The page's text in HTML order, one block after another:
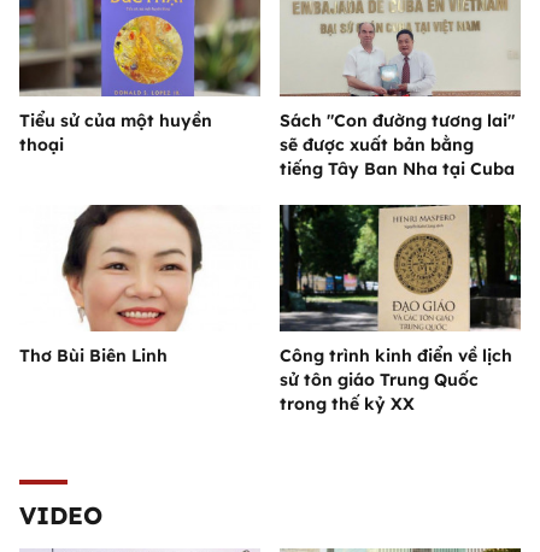
Tiểu sử của một huyền
thoại
Sách "Con đường tương lai"
sẽ được xuất bản bằng
tiếng Tây Ban Nha tại Cuba
Thơ Bùi Biên Linh
Công trình kinh điển về lịch
sử tôn giáo Trung Quốc
trong thế kỷ XX
VIDEO